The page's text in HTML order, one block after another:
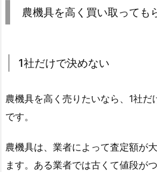
農機具を高く買い取っても
1社だけで決めない
農機具を高く売りたいなら、1社だ
です。
農機具は、業者によって査定額が
ます。ある業者では古くて値段が